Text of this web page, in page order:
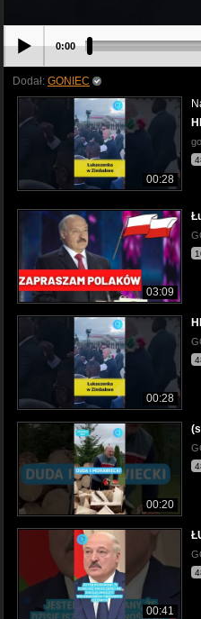
0:00
Dodał: GONIEC
00:28
03:09
00:28
00:20
00:41